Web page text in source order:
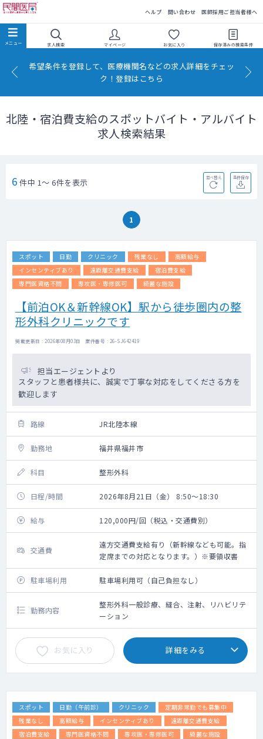
ヘルプ 問い合わせ 医師採用ご担当者様へ
求人検索 マイページ お気に入り 保存済みの検索条件
希望条件を登録して、医療機関名などの求人詳細をチェッ
ク！登録はこちら
北陸・宿泊費支給のスポットバイト・アルバイト
求人検索結果
6 件中 1～ 6件を表示 並べ替え 条件保存
1
スポット 日勤 クリニック 残業なし
高額給与
インセンティブあり
遠距離交通費支給
宿泊費支給
専門医資格不問
専攻医・専修医可 綺麗な施設
【前泊OK＆新幹線OK】駅から徒歩圏内の整
形外科クリニックです
掲載更新日 : 2026年08月03日 案件番号 : 26-SJ642419
担当エージェントより
スタッフと患者様共に、誠実で丁寧な対応をしてくださる方を
歓迎します
路線 JR北陸本線
勤務地 福井県福井市
科目 整形外科
日程/時間 2026年8月21日（金） 8:50～18:30
給与 120,000円/回（税込・交通費別）
交通費
遠方交通費支給有り（新幹線なども可能。指
定席までの対応となります。）※要領収書
駐車場利用 駐車場利用可（自己負担なし）
勤務内容
整形外科一般診療、縫合、注射、リハビリテ
ーション
お気に入り 詳細をみる
スポット 日勤（午前診） クリニック
定期非常勤でも募集中
残業なし
高額給与 インセンティブあり
遠距離交通費支給
宿泊費支給
専門医資格不問 専攻医・専修医可 綺麗な施設